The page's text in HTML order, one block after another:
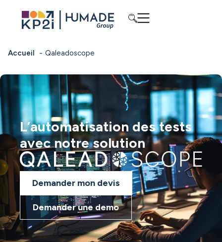
Accueil Qaleadoscope
L’automatisation des tests
avec notre solution
Demander mon devis
Demander une demo